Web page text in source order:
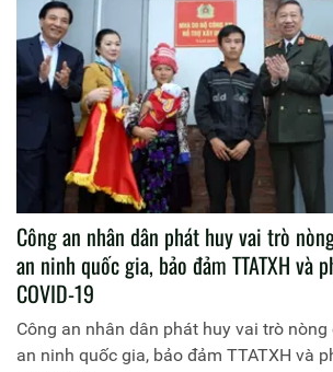
Công an nhân dân phát huy vai trò
an ninh quốc gia, bảo đảm TTATXH và
COVID-19
Công an nhân dân phát huy vai trò
an ninh quốc gia, bảo đảm TTATXH và